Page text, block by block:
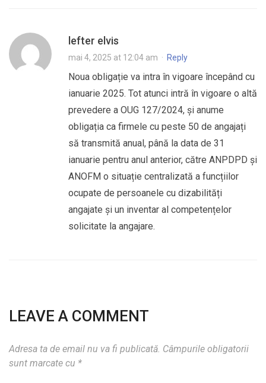
lefter elvis
mai 4, 2025 at 12:04 am · Reply
Noua obligație va intra în vigoare începând cu
ianuarie 2025. Tot atunci intră în vigoare o altă
prevedere a OUG 127/2024, și anume
obligația ca firmele cu peste 50 de angajați
să transmită anual, până la data de 31
ianuarie pentru anul anterior, către ANPDPD și
ANOFM o situație centralizată a funcțiilor
ocupate de persoanele cu dizabilități
angajate și un inventar al competențelor
solicitate la angajare.
LEAVE A COMMENT
Adresa ta de email nu va fi publicată. Câmpurile obligatorii
sunt marcate cu *